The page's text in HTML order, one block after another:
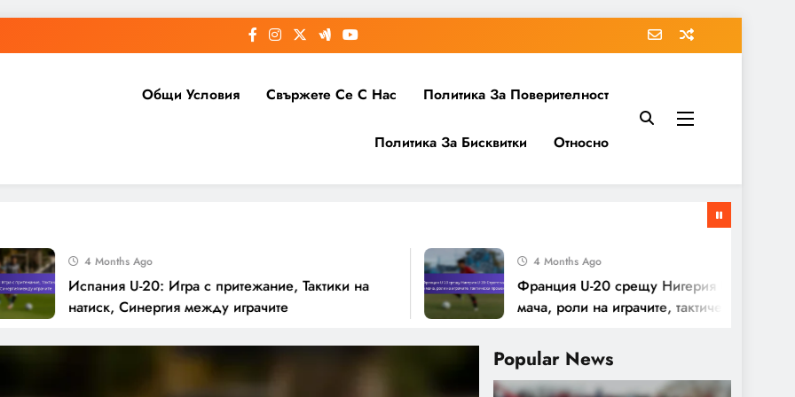
Общи Условия Свържете Се С Нас Политика За Поверителност
Политика За Бисквитки Относно
4 Months Ago
Испания U-20: Игра с притежание, Тактики на
натиск, Синергия между играчите
4 Months Ago
Франция U-20 срещу Нигерия U-20: Стратегии за
мача, роли на играчите, тактически промени
Popular News